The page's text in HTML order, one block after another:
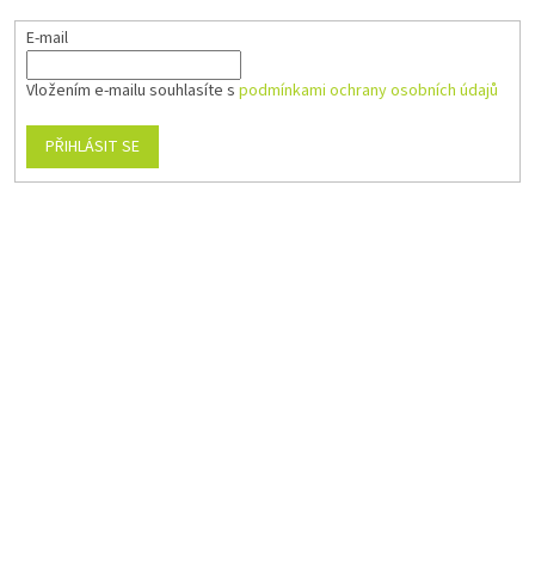
E-mail
Vložením e-mailu souhlasíte s podmínkami ochrany osobních údajů
PŘIHLÁSIT SE